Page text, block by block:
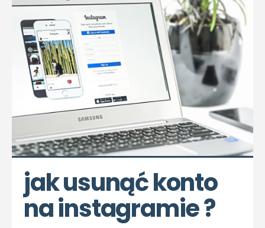
jak usunąć konto
na instagramie ?